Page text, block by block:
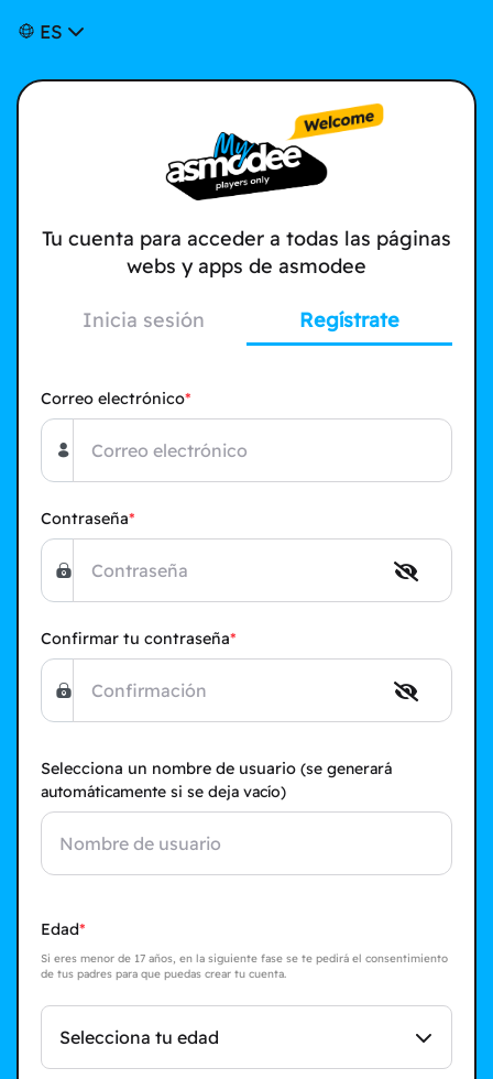
ES
Tu cuenta para acceder a todas las páginas
webs y apps de asmodee
Inicia sesión Regístrate
Correo electrónico
Contraseña
Confirmar tu contraseña
Selecciona un nombre de usuario (se generará
automáticamente si se deja vacío)
Edad
Si eres menor de 17 años, en la siguiente fase se te pedirá el consentimiento
de tus padres para que puedas crear tu cuenta.
Selecciona tu edad